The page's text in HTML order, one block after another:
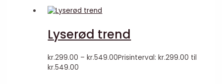
Lyserød trend
kr.299.00 – kr.549.00Prisinterval: kr.299.00 til
kr.549.00